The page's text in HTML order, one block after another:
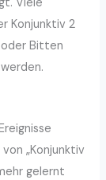
Konjunktiv 2
Bitten
„Konjunktiv
gelernt